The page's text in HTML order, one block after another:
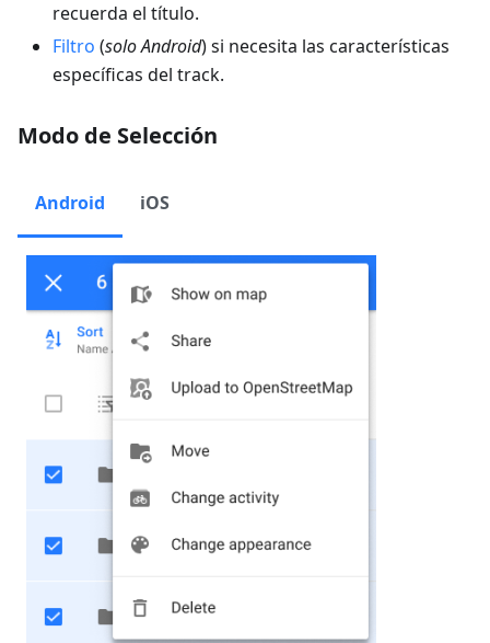
recuerda el título.
Filtro (solo Android) si necesita las características
específicas del track.
Modo de Selección
Android iOS